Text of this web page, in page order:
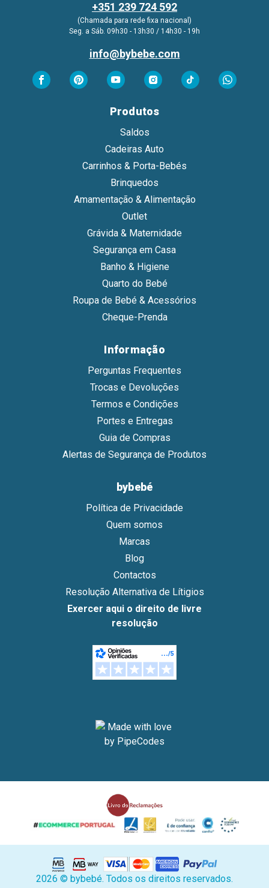
+351 239 724 592
(Chamada para rede fixa nacional)
Seg. a Sáb. 09h30 - 13h30 / 14h30 - 19h
info@bybebe.com
Produtos
Saldos
Cadeiras Auto
Carrinhos & Porta-Bebés
Brinquedos
Amamentação & Alimentação
Outlet
Grávida & Maternidade
Segurança em Casa
Banho & Higiene
Quarto do Bebé
Roupa de Bebé & Acessórios
Cheque-Prenda
Informação
Perguntas Frequentes
Trocas e Devoluções
Termos e Condições
Portes e Entregas
Guia de Compras
Alertas de Segurança de Produtos
bybebé
Política de Privacidade
Quem somos
Marcas
Blog
Contactos
Resolução Alternativa de Lítigios
Exercer aqui o direito de livre
resolução
2026 © bybebé. Todos os direitos reservados.